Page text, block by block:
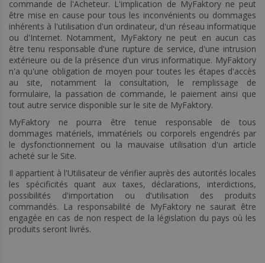
commande de l'Acheteur. L'implication de MyFaktory ne peut
être mise en cause pour tous les inconvénients ou dommages
inhérents à l'utilisation d'un ordinateur, d'un réseau informatique
ou d'Internet. Notamment, MyFaktory ne peut en aucun cas
être tenu responsable d'une rupture de service, d'une intrusion
extérieure ou de la présence d'un virus informatique. MyFaktory
n'a qu'une obligation de moyen pour toutes les étapes d'accès
au site, notamment la consultation, le remplissage de
formulaire, la passation de commande, le paiement ainsi que
tout autre service disponible sur le site de MyFaktory.
MyFaktory ne pourra être tenue responsable de tous
dommages matériels, immatériels ou corporels engendrés par
le dysfonctionnement ou la mauvaise utilisation d'un article
acheté sur le Site.
Il appartient à l'Utilisateur de vérifier auprès des autorités locales
les spécificités quant aux taxes, déclarations, interdictions,
possibilités d'importation ou d'utilisation des produits
commandés. La responsabilité de MyFaktory ne saurait être
engagée en cas de non respect de la législation du pays où les
produits seront livrés.